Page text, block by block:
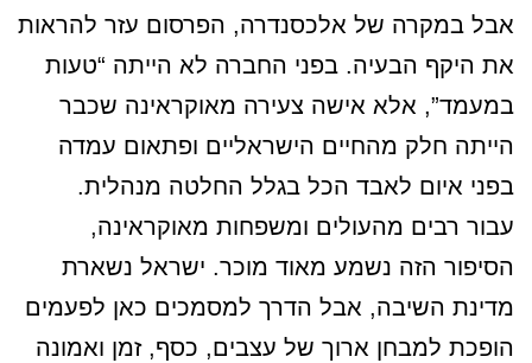
אבל במקרה של אלכסנדרה, הפרסום עזר להראות
את היקף הבעיה. בפני החברה לא הייתה “טעות
במעמד”, אלא אישה צעירה מאוקראינה שכבר
הייתה חלק מהחיים הישראליים ופתאום עמדה
בפני איום לאבד הכל בגלל החלטה מנהלית.
עבור רבים מהעולים ומשפחות מאוקראינה,
הסיפור הזה נשמע מאוד מוכר. ישראל נשארת
מדינת השיבה, אבל הדרך למסמכים כאן לפעמים
הופכת למבחן ארוך של עצבים, כסף, זמן ואמונה